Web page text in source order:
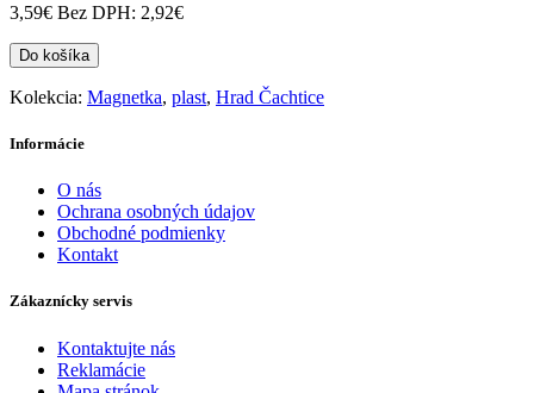
3,59€ Bez DPH: 2,92€
Do košíka
Kolekcia: Magnetka, plast, Hrad Čachtice
Informácie
O nás
Ochrana osobných údajov
Obchodné podmienky
Kontakt
Zákaznícky servis
Kontaktujte nás
Reklamácie